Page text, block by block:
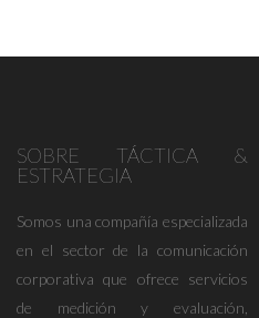
SOBRE TÁCTICA &
ESTRATEGIA
Somos una compañía especializada
en el sector de la comunicación
corporativa que ofrece servicios
de medición y evaluación,